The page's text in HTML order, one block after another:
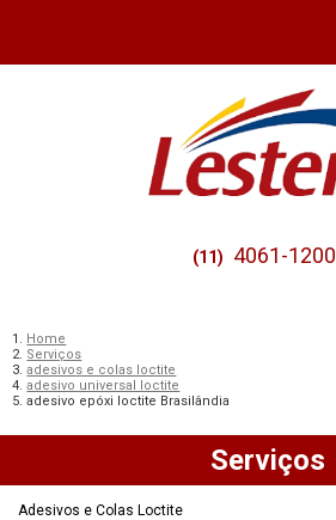
(11) 4061-1200
Home
Serviços
adesivos e colas loctite
adesivo universal loctite
adesivo epóxi loctite Brasilândia
Serviços
Adesivos e Colas Loctite